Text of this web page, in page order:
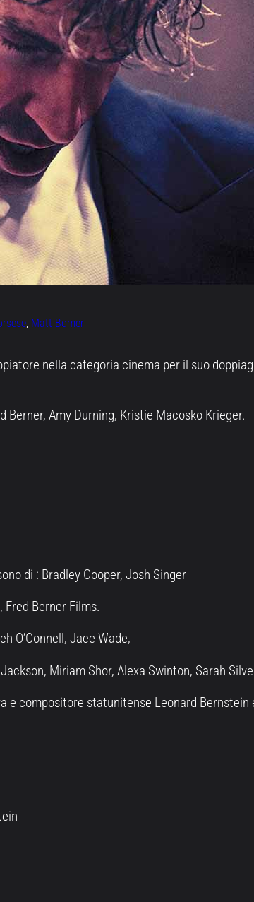
, Matt Bomer
nella categoria cinema per il suo
Amy Durning, Kristie Macosko Krieger.
di : Bradley Cooper, Josh Singer
Berner Films.
O’Connell, Jace Wade,
Miriam Shor, Alexa Swinton, Sarah
compositore statunitense Leonard Bernstein